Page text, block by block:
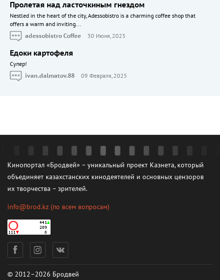
Пролетая над ласточкиным гнездом
Nestled in the heart of the city, Adessobistro is a charming coffee shop that
offers a warm and inviting...
adessobistro Coffee
30 Июня, 2025
Едоки картофеля
Cупер!
ivan.dalmatov.88
09 Февраля, 2025
Кинопортал «Бродвей» – уникальный проект Казнета, который
объединяет казахстанских кинодеятелей и основных цензоров
их творчества – зрителей.
info@brod.kz (по всем вопросам)
© 2012–2026 Бродвей